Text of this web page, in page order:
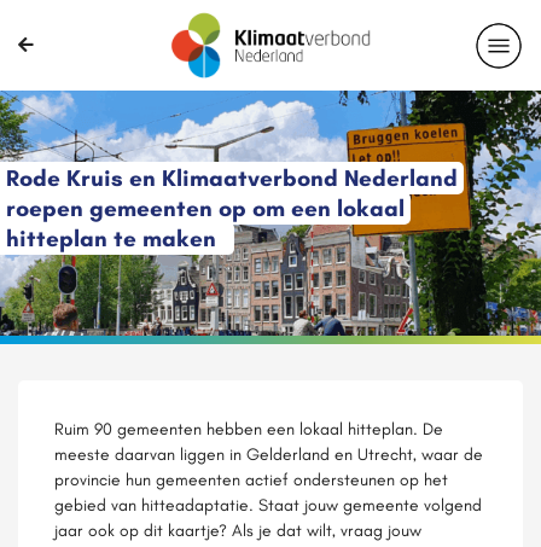
Rode Kruis en Klimaatverbond Nederland
roepen gemeenten op om een lokaal
hitteplan te maken
Ruim 90 gemeenten hebben een lokaal hitteplan. De
meeste daarvan liggen in Gelderland en Utrecht, waar de
provincie hun gemeenten actief ondersteunen op het
gebied van hitteadaptatie. Staat jouw gemeente volgend
jaar ook op dit kaartje? Als je dat wilt, vraag jouw